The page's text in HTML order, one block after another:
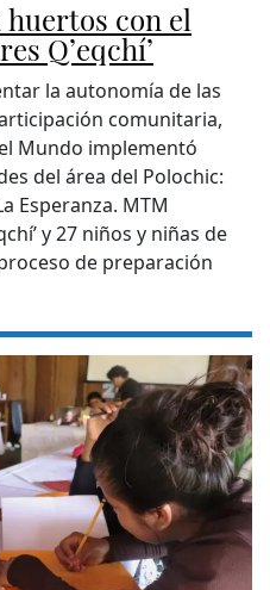
con el
Q’eqchí’
la autonomía de las
comunitaria,
Mundo implementó
del área del Polochic:
Esperanza. MTM
y 27 niños y niñas de
de preparación